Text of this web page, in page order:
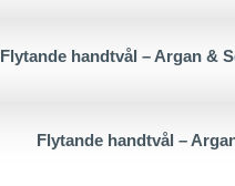
Flytande handtvål – Argan &
Flytande handtvål –